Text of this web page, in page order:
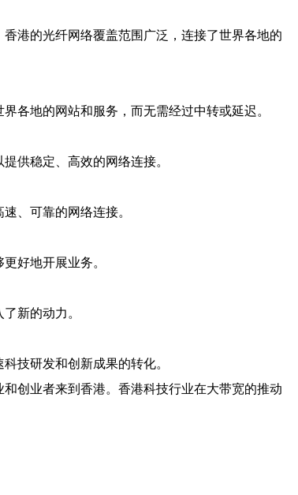
港的光纤网络覆盖范围广泛，连接了世界各地的
各地的网站和服务，而无需经过中转或延迟。
供稳定、高效的网络连接。
、可靠的网络连接。
好地开展业务。
新的动力。
技研发和创新成果的转化。
创业者来到香港。香港科技行业在大带宽的推动